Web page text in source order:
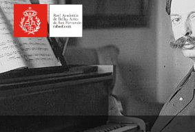
Ir
al
contenido